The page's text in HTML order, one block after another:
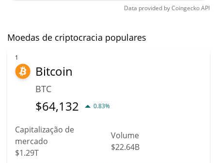
Data provided byCoingeckoAPI
Moedas de criptocracia populares
1
Bitcoin
BTC
$64,132 0.83%
Capitalização de
mercado
$1.29T
Volume
$22.64B